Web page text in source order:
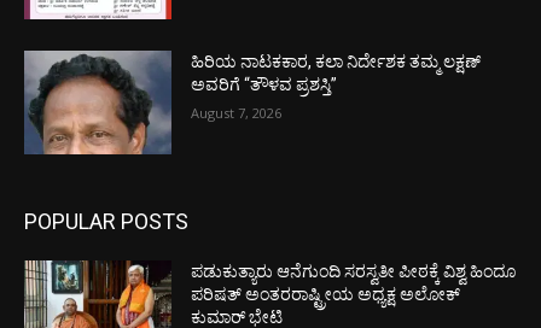
ಹಿರಿಯ ನಾಟಕಕಾರ, ಕಲಾ ನಿರ್ದೇಶಕ ತಮ್ಮ ಲಕ್ಷಣ್
ಅವರಿಗೆ “ತೌಳವ ಪ್ರಶಸ್ತಿ”
August 7, 2026
POPULAR POSTS
ಪಡುಕುತ್ಯಾರು ಆನೆಗುಂದಿ ಸರಸ್ವತೀ ಪೀಠಕ್ಕೆ ವಿಶ್ವ ಹಿಂದೂ
ಪರಿಷತ್ ಅಂತರರಾಷ್ಟ್ರೀಯ ಅಧ್ಯಕ್ಷ ಅಲೋಕ್
ಕುಮಾರ್ ಭೇಟಿ